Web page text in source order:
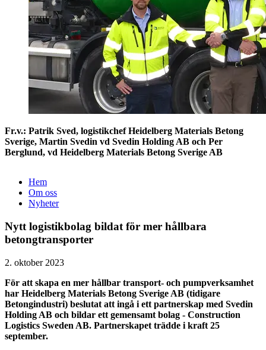
Fr.v.: Patrik Sved, logistikchef Heidelberg Materials Betong
Sverige, Martin Svedin vd Svedin Holding AB och Per
Berglund, vd Heidelberg Materials Betong Sverige AB
Hem
Om oss
Nyheter
Nytt logistikbolag bildat för mer hållbara
betongtransporter
2. oktober 2023
För att skapa en mer hållbar transport- och pumpverksamhet
har Heidelberg Materials Betong Sverige AB (tidigare
Betongindustri) beslutat att ingå i ett partnerskap med Svedin
Holding AB och bildar ett gemensamt bolag - Construction
Logistics Sweden AB. Partnerskapet trädde i kraft 25
september.